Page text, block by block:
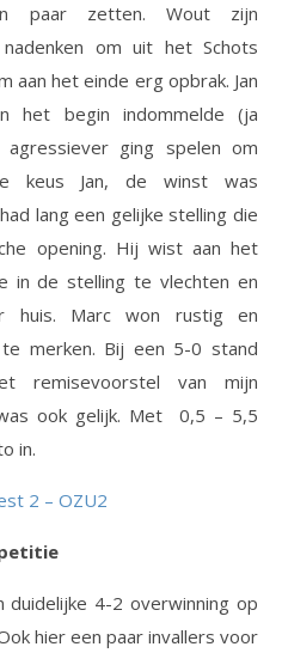
paar zetten. Wout zijn
om uit het Schots
aan het einde erg opbrak. Jan
begin indommelde (ja
ging spelen om
keus Jan, de winst was
lang een gelijke stelling die
opening. Hij wist aan het
in de stelling te vlechten en
huis. Marc won rustig en
merken. Bij een 5-0 stand
remisevoorstel van mijn
ook gelijk. Met 0,5 – 5,5
in.
2 – OZU2
4-2 overwinning op
hier een paar invallers voor